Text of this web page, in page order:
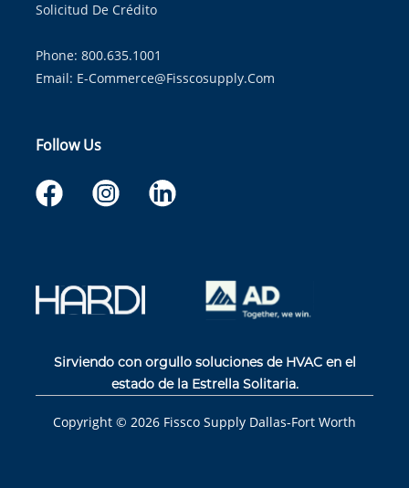
Solicitud De Crédito
Phone: 800.635.1001
Email: E-Commerce@fisscosupply.com
Follow Us
Sirviendo con orgullo soluciones de HVAC en el
estado de la Estrella Solitaria.
Copyright © 2026 Fissco Supply Dallas-Fort Worth